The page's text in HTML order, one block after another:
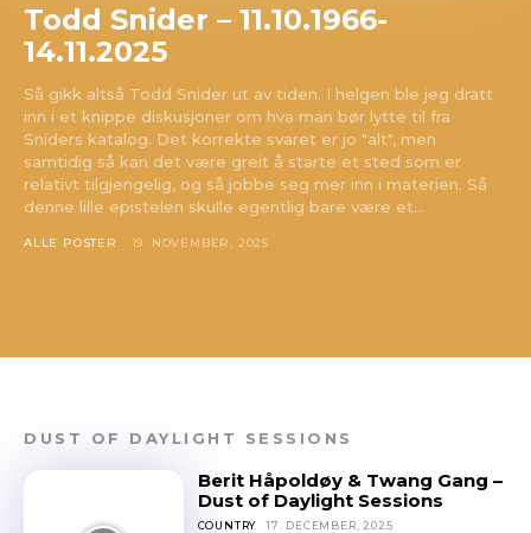
Todd Snider – 11.10.1966-
14.11.2025
Så gikk altså Todd Snider ut av tiden. I helgen ble jeg dratt
inn i et knippe diskusjoner om hva man bør lytte til fra
Sniders katalog. Det korrekte svaret er jo "alt", men
samtidig så kan det være greit å starte et sted som er
relativt tilgjengelig, og så jobbe seg mer inn i materien. Så
denne lille epistelen skulle egentlig bare være et...
ALLE POSTER 19. NOVEMBER, 2025
DUST OF DAYLIGHT SESSIONS
Berit Håpoldøy & Twang Gang –
Dust of Daylight Sessions
COUNTRY 17. DECEMBER, 2025